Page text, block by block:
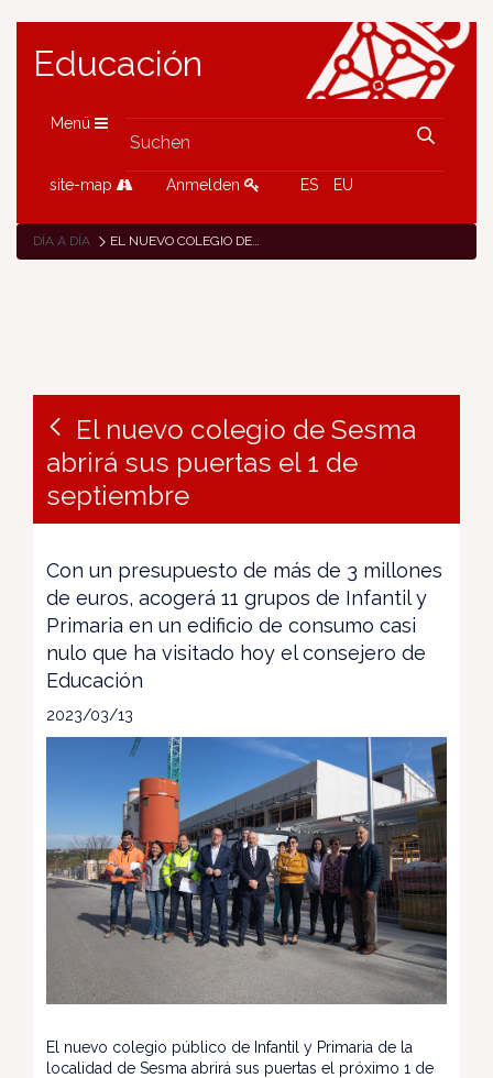
Educación
Menü
site-map Anmelden ES EU
DÍA A DÍA EL NUEVO COLEGIO DE SESMA ABRIRÁ SUS PUERTAS EL 1 DE SEPTIEMBRE
El nuevo colegio de Sesma
abrirá sus puertas el 1 de
septiembre
Con un presupuesto de más de 3 millones
de euros, acogerá 11 grupos de Infantil y
Primaria en un edificio de consumo casi
nulo que ha visitado hoy el consejero de
Educación
2023/03/13
El nuevo colegio público de Infantil y Primaria de la
localidad de Sesma abrirá sus puertas el próximo 1 de